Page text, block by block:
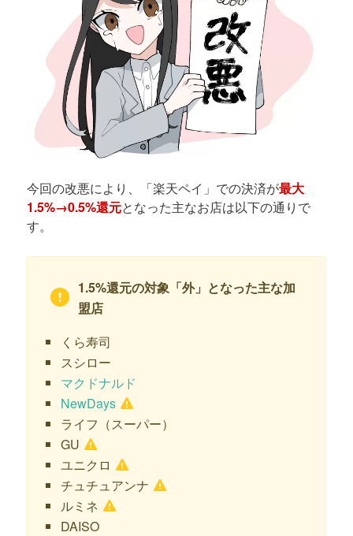
今回の改悪により、「楽天ペイ」での決済が最大
1.5%→0.5%還元となった主なお店は以下の通りで
す。
1.5%還元の対象「外」となった主な加
盟店
くら寿司
スシロー
マクドナルド
NewDays
ライフ（スーパー）
GU
ユニクロ
チュチュアンナ
ルミネ
DAISO